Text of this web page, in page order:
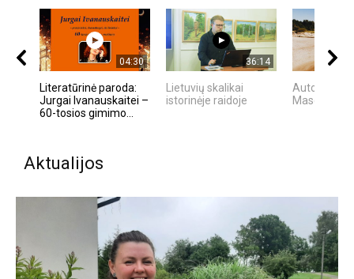
04:30
Literatūrinė paroda:
Jurgai Ivanauskaitei –
60-tosios gimimo...
36:14
Lietuvių skalikai
istorinėje raidoje
Autorius
Mascinskas
Aktualijos